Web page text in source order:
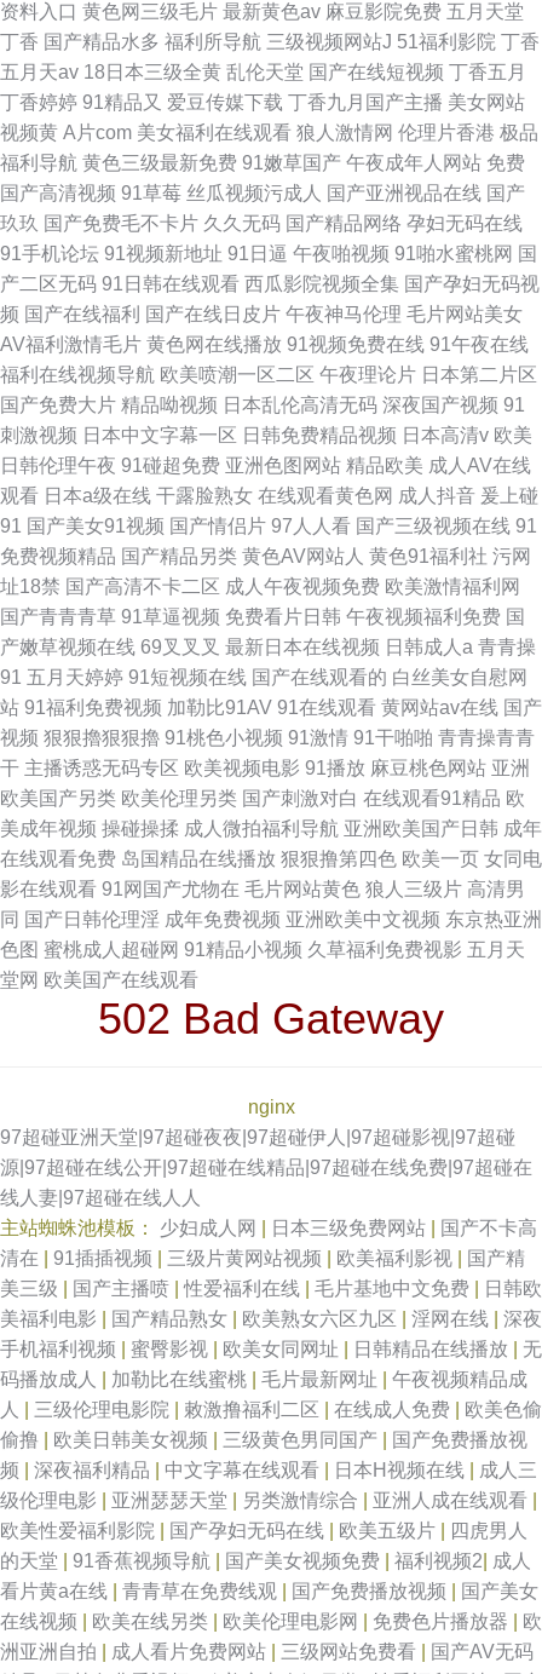
资料入口 黄色网三级毛片 最新黄色av 麻豆影院免费 五月天堂
丁香 国产精品水多 福利所导航 三级视频网站J 51福利影院 丁香
五月天av 18日本三级全黄 乱伦天堂 国产在线短视频 丁香五月
丁香婷婷 91精品又 爱豆传媒下载 丁香九月国产主播 美女网站
视频黄 A片com 美女福利在线观看 狼人激情网 伦理片香港 极品
福利导航 黄色三级最新免费 91嫩草国产 午夜成年人网站 免费
国产高清视频 91草莓 丝瓜视频污成人 国产亚洲视品在线 国产
玖玖 国产免费毛不卡片 久久无码 国产精品网络 孕妇无码在线
91手机论坛 91视频新地址 91日逼 午夜啪视频 91啪水蜜桃网 国
产二区无码 91日韩在线观看 西瓜影院视频全集 国产孕妇无码视
频 国产在线福利 国产在线日皮片 午夜神马伦理 毛片网站美女
AV福利激情毛片 黄色网在线播放 91视频免费在线 91午夜在线
福利在线视频导航 欧美喷潮一区二区 午夜理论片 日本第二片区
国产免费大片 精品呦视频 日本乱伦高清无码 深夜国产视频 91
刺激视频 日本中文字幕一区 日韩免费精品视频 日本高清v 欧美
日韩伦理午夜 91碰超免费 亚洲色图网站 精品欧美 成人AV在线
观看 日本a级在线 干露脸熟女 在线观看黄色网 成人抖音 爰上碰
91 国产美女91视频 国产情侣片 97人人看 国产三级视频在线 91
免费视频精品 国产精品另类 黄色AV网站人 黄色91福利社 污网
址18禁 国产高清不卡二区 成人午夜视频免费 欧美激情福利网
国产青青青草 91草逼视频 免费看片日韩 午夜视频福利免费 国
产嫩草视频在线 69叉叉叉 最新日本在线视频 日韩成人a 青青操
91 五月天婷婷 91短视频在线 国产在线观看的 白丝美女自慰网
站 91福利免费视频 加勒比91AV 91在线观看 黄网站av在线 国产
视频 狠狠擼狠狠擼 91桃色小视频 91激情 91干啪啪 青青操青青
干 主播诱惑无码专区 欧美视频电影 91播放 麻豆桃色网站 亚洲
欧美国产另类 欧美伦理另类 国产刺激对白 在线观看91精品 欧
美成年视频 操碰操揉 成人微拍福利导航 亚洲欧美国产日韩 成年
在线观看免费 岛国精品在线播放 狠狠撸第四色 欧美一页 女同电
影在线观看 91网国产尤物在 毛片网站黄色 狼人三级片 高清男
同 国产日韩伦理淫 成年免费视频 亚洲欧美中文视频 东京热亚洲
色图 蜜桃成人超碰网 91精品小视频 久草福利免费视影 五月天
堂网 欧美国产在线观看
502 Bad Gateway
nginx
97超碰亚洲天堂|97超碰夜夜|97超碰伊人|97超碰影视|97超碰
源|97超碰在线公开|97超碰在线精品|97超碰在线免费|97超碰在
线人妻|97超碰在线人人
主站蜘蛛池模板： 少妇成人网 日本三级免费网站
国产不卡高
清在
91插插视频 三级片黄网站视频 欧美福利影视
国产精
美三级
国产主播喷 |性爱福利在线 毛片基地中文免费
日韩欧
美福利电影
国产精品熟女 欧美熟女六区九区 淫网在线
深夜
手机福利视频
蜜臀影视 欧美女同网址 日韩精品在线播放
无
码播放成人
加勒比在线蜜桃 毛片最新网址
午夜视频精品成
人
三级伦理电影院 敕激撸福利二区 在线成人免费
欧美色偷
偷撸
欧美日韩美女视频 三级黄色男同国产
国产免费播放视
频
深夜福利精品 中文字幕在线观看 日本H视频在线
成人三
级伦理电影
亚洲瑟瑟天堂 另类激情综合 亚洲人成在线观看
欧美性爱福利影院
国产孕妇无码在线 欧美五级片
四虎男人
的天堂
91香蕉视频导航 国产美女视频免费 福利视频2
成人
看片黄a在线
青青草在免费线观 国产免费播放视频
国产美女
在线视频
欧美在线另类 欧美伦理电影网 免费色片播放器
欧
洲亚洲自拍
成人看片免费网站 三级网站免费看
国产AV无码